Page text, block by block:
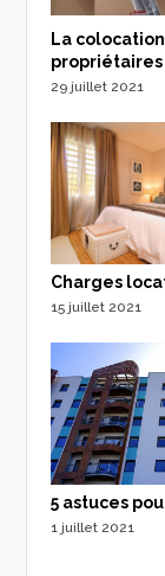
La
29 juillet 2021
Charges
15 juillet 2021
5 astuces
1 juillet 2021